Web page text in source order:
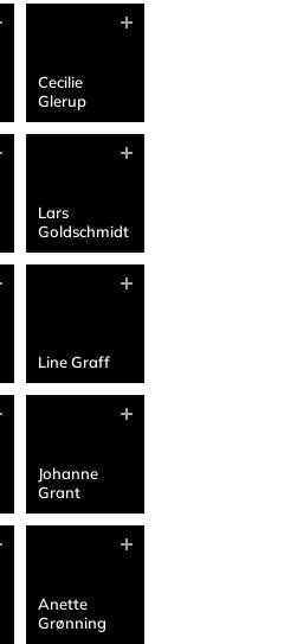
Cecilie
Glerup
Lars
Goldschmidt
Line Graff
Johanne
Grant
Anette
Grønning